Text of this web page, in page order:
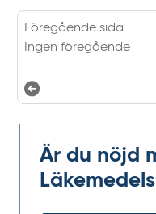
Föregående sida
Ingen föregående
Är du nöjd